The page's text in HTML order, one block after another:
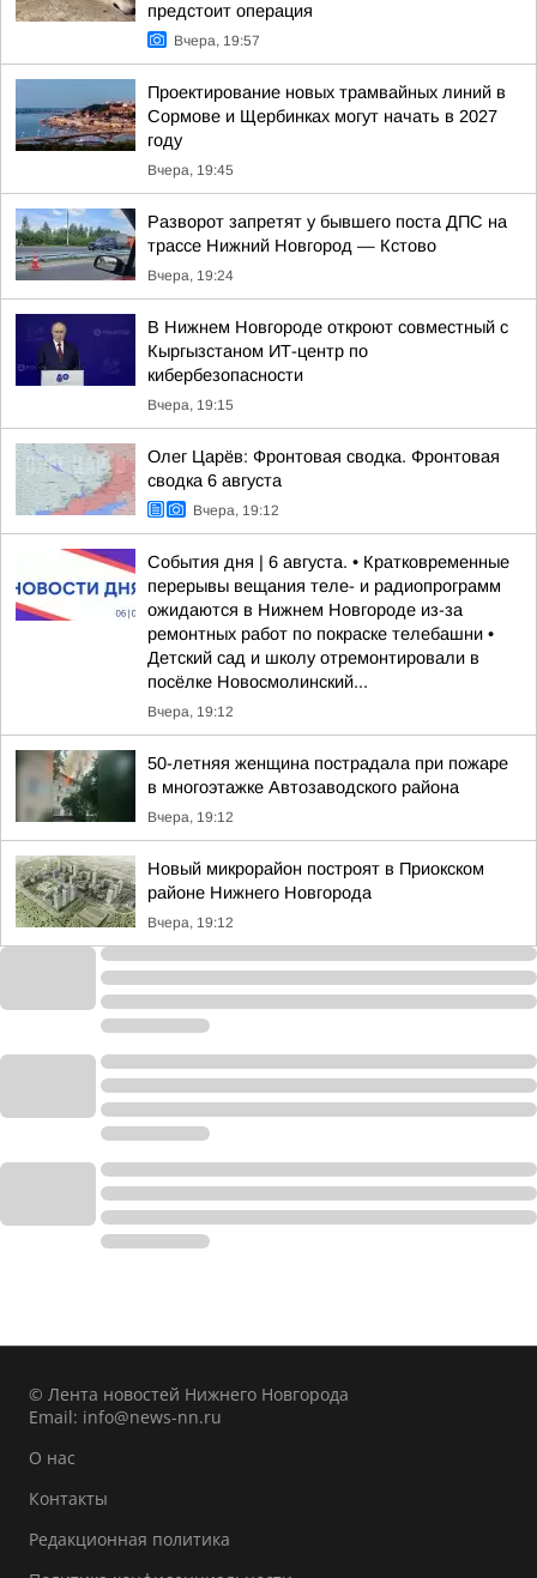
предстоит операция
Вчера, 19:57
Проектирование новых трамвайных линий в
Сормове и Щербинках могут начать в 2027
году
Вчера, 19:45
Разворот запретят у бывшего поста ДПС на
трассе Нижний Новгород — Кстово
Вчера, 19:24
В Нижнем Новгороде откроют совместный с
Кыргызстаном ИТ-центр по
кибербезопасности
Вчера, 19:15
Олег Царёв: Фронтовая сводка. Фронтовая
сводка 6 августа
Вчера, 19:12
События дня | 6 августа. • Кратковременные
перерывы вещания теле- и радиопрограмм
ожидаются в Нижнем Новгороде из-за
ремонтных работ по покраске телебашни •
Детский сад и школу отремонтировали в
посёлке Новосмолинский...
Вчера, 19:12
50-летняя женщина пострадала при пожаре
в многоэтажке Автозаводского района
Вчера, 19:12
Новый микрорайон построят в Приокском
районе Нижнего Новгорода
Вчера, 19:12
© Лента новостей Нижнего Новгорода
Email: info@news-nn.ru
О нас
Контакты
Редакционная политика